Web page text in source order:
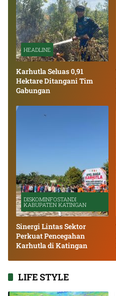
HEADLINE
Karhutla Seluas 0,91
Hektare Ditangani Tim
Gabungan
DISKOMINFOSTANDI
KABUPATEN KATINGAN
Sinergi Lintas Sektor
Perkuat Pencegahan
Karhutla di Katingan
LIFE STYLE